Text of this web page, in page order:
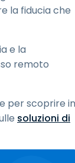
la fiducia che
e la
remoto
per scoprire in
soluzioni di